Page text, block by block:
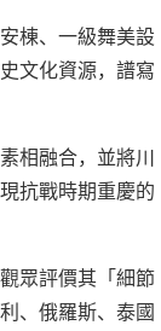
棟、一級舞美設
文化資源，譜寫
相融合，並將川
抗戰時期重慶的
眾評價其「細節
、俄羅斯、泰國